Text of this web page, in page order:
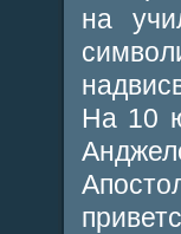
на
На 10